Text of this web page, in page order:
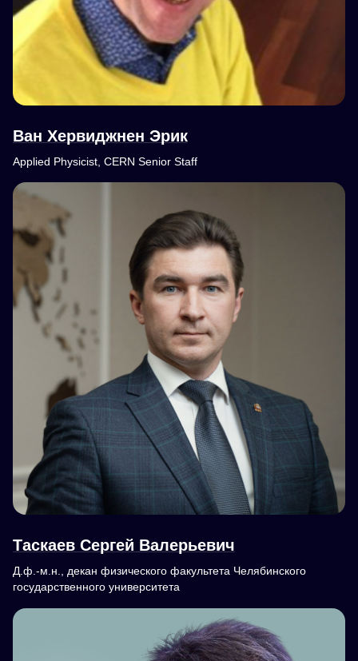
Ван Хервиджнен Эрик
Applied Physicist, CERN Senior Staff
Таскаев Сергей Валерьевич
Д.ф.-м.н., декан физического факультета Челябинского
государственного университета